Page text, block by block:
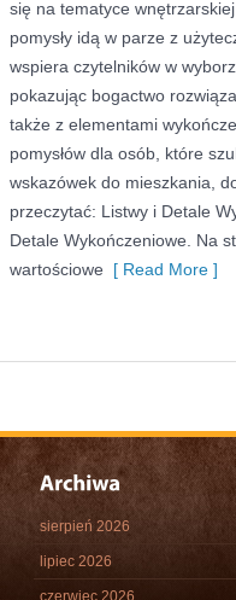
się na tematyce
pomysły idą w parze z
wspiera czytelników w
pokazując bogactwo
także z elementami
pomysłów dla osób, które
wskazówek do mieszkania,
przeczytać: Listwy i Detale
Detale Wykończeniowe. Na
wartościowe [ Read More ]
sierpień 2026
lipiec 2026
czerwiec 2026